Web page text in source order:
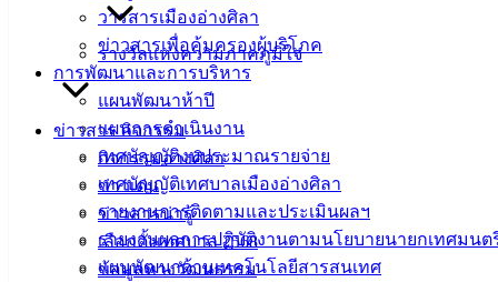
วารสารเมืองอ่างศิลา
ข่าวสารเพื่อคุ้มครองผู้บริโภค
การพัฒนาและการบริหาร
แผนพัฒนาห้าปี
แผนการดำเนินงาน
เทศบัญญัติงบประมาณรายจ่าย
เทศบัญญัติเทศบาลเมืองอ่างศิลา
รายงานการติดตามและประเมินผลฯ
รายงานผลการปฏิบัติงานตามนโยบายนายกเทศมนต
แผนพัฒนาด้านเทคโนโลยีสารสนเทศ
รางวัลแห่งความภาคภูมิใจ
ข่าวสาร กิจกรรม
กิจกรรมอ่างศิลา
ข่าวเด่น
ข่าวสารน่ารู้
เลือกตั้งเทศบาล 2568
ข้อมูลทางวัฒนธรรม